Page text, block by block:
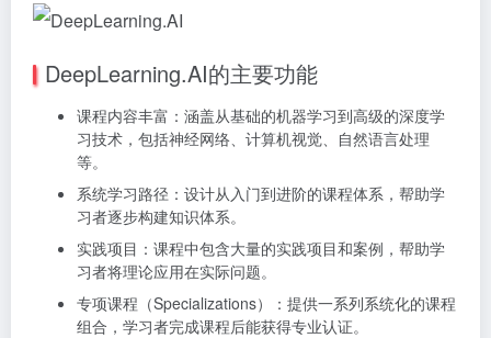
DeepLearning.AI的主要功能
课程内容丰富：涵盖从基础的机器学习到高级的深度学
习技术，包括神经网络、计算机视觉、自然语言处理
等。
系统学习路径：设计从入门到进阶的课程体系，帮助学
习者逐步构建知识体系。
实践项目：课程中包含大量的实践项目和案例，帮助学
习者将理论应用在实际问题。
专项课程（Specializations）：提供一系列系统化的课程
组合，学习者完成课程后能获得专业认证。